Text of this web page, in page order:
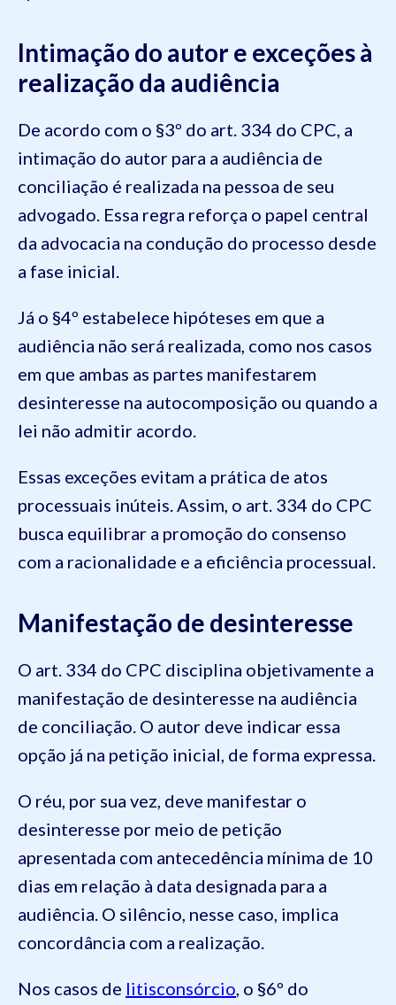
Intimação do autor e exceções à
realização da audiência
De acordo com o §3º do art. 334 do CPC, a
intimação do autor para a audiência de
conciliação é realizada na pessoa de seu
advogado. Essa regra reforça o papel central
da advocacia na condução do processo desde
a fase inicial.
Já o §4º estabelece hipóteses em que a
audiência não será realizada, como nos casos
em que ambas as partes manifestarem
desinteresse na autocomposição ou quando a
lei não admitir acordo.
Essas exceções evitam a prática de atos
processuais inúteis. Assim, o art. 334 do CPC
busca equilibrar a promoção do consenso
com a racionalidade e a eficiência processual.
Manifestação de desinteresse
O art. 334 do CPC disciplina objetivamente a
manifestação de desinteresse na audiência
de conciliação. O autor deve indicar essa
opção já na petição inicial, de forma expressa.
O réu, por sua vez, deve manifestar o
desinteresse por meio de petição
apresentada com antecedência mínima de 10
dias em relação à data designada para a
audiência. O silêncio, nesse caso, implica
concordância com a realização.
Nos casos de litisconsórcio, o §6º do